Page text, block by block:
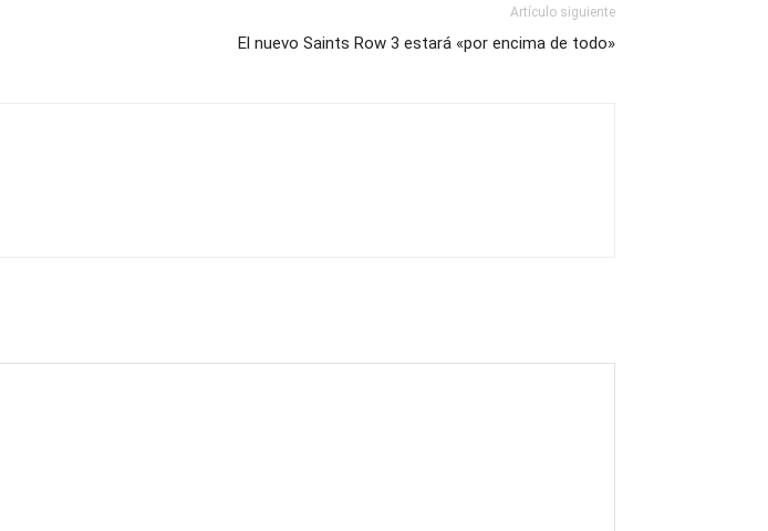
Artículo siguiente
El nuevo Saints Row 3 estará «por encima de todo»